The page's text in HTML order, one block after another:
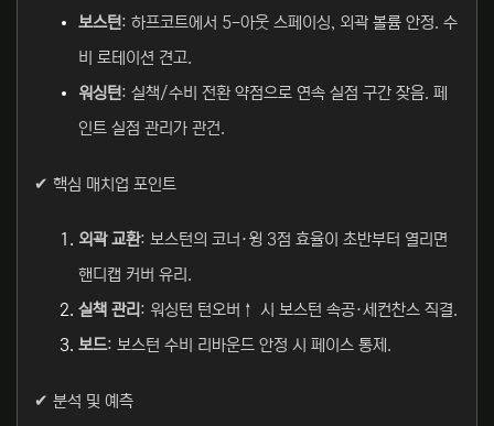
보스턴: 하프코트에서 5-아웃 스페이싱, 외곽 볼륨 안정. 수
비 로테이션 견고.
워싱턴: 실책/수비 전환 약점으로 연속 실점 구간 잦음. 페
인트 실점 관리가 관건.
✔ 핵심 매치업 포인트
외곽 교환: 보스턴의 코너·윙 3점 효율이 초반부터 열리면
핸디캡 커버 유리.
실책 관리: 워싱턴 턴오버↑ 시 보스턴 속공·세컨찬스 직결.
보드: 보스턴 수비 리바운드 안정 시 페이스 통제.
✔ 분석 및 예측